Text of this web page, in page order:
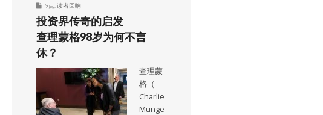
9点 读者回响
投资界传奇的启发
查理蒙格98岁为何不言
休？
查理蒙
格（
Charlie
Munge